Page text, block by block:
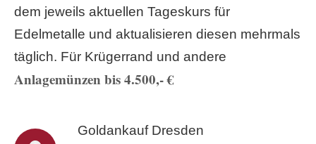
dem jeweils aktuellen Tageskurs für
Edelmetalle und aktualisieren diesen mehrmals
täglich. Für Krügerrand und andere
Anlagemünzen bis 4.500,- €
Goldankauf Dresden